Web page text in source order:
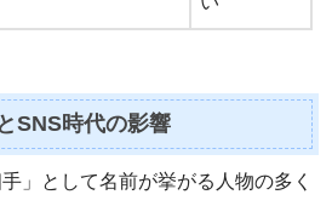
SNS時代の影響
」として名前が挙がる人物の多く